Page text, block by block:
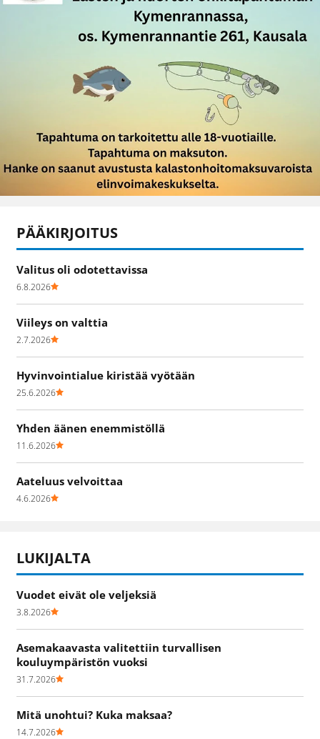
PÄÄKIRJOITUS
Valitus oli odotettavissa
6.8.2026
Viileys on valttia
2.7.2026
Hyvinvointialue kiristää vyötään
25.6.2026
Yhden äänen enemmistöllä
11.6.2026
Aateluus velvoittaa
4.6.2026
LUKIJALTA
Vuodet eivät ole veljeksiä
3.8.2026
Asemakaavasta valitettiin turvallisen
kouluympäristön vuoksi
31.7.2026
Mitä unohtui? Kuka maksaa?
14.7.2026